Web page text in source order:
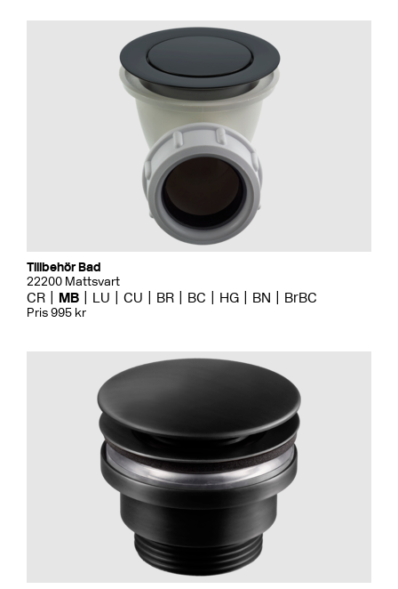
Tillbehör Bad
22200 Mattsvart
CR MB LU CU BR BC HG BN BrBC
Pris 995 kr